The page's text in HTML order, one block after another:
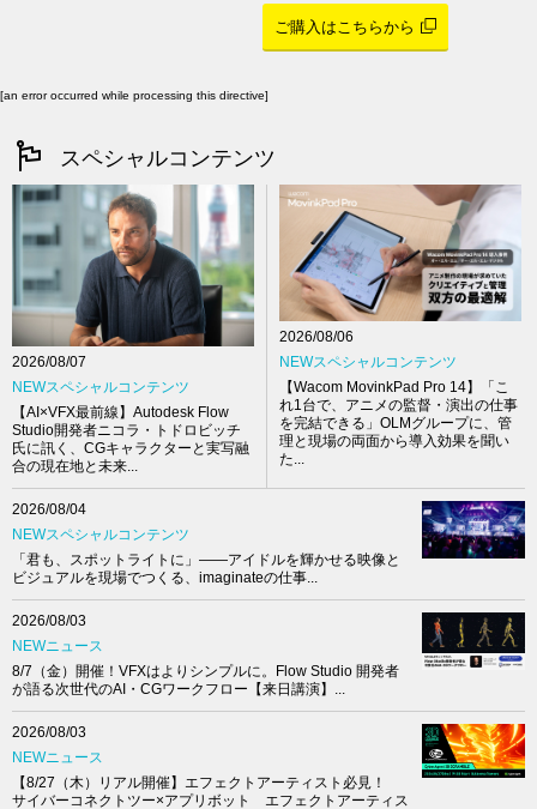
ご購入はこちらから
[an error occurred while processing this directive]
スペシャルコンテンツ
2026/08/07
NEWスペシャルコンテンツ
【AI×VFX最前線】Autodesk Flow
Studio開発者ニコラ・トドロビッチ
氏に訊く、CGキャラクターと実写融
合の現在地と未来...
2026/08/06
NEWスペシャルコンテンツ
【Wacom MovinkPad Pro 14】「こ
れ1台で、アニメの監督・演出の仕事
を完結できる」OLMグループに、管
理と現場の両面から導入効果を聞い
た...
2026/08/04
NEWスペシャルコンテンツ
「君も、スポットライトに」――アイドルを輝かせる映像と
ビジュアルを現場でつくる、imaginateの仕事...
2026/08/03
NEWニュース
8/7（金）開催！VFXはよりシンプルに。Flow Studio 開発者
が語る次世代のAI・CGワークフロー【来日講演】...
2026/08/03
NEWニュース
【8/27（木）リアル開催】エフェクトアーティスト必見！
サイバーコネクトツー×アプリボット エフェクトアーティス